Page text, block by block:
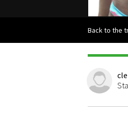
Back to the